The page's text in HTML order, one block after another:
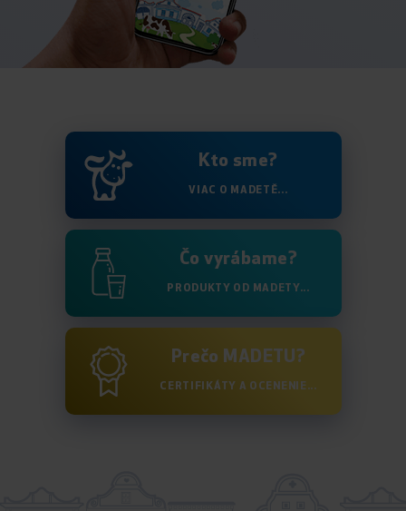
Kto sme?
VIAC O MADETĚ...
Čo vyrábame?
PRODUKTY OD MADETY...
Prečo MADETU?
CERTIFIKÁTY A OCENENIE...